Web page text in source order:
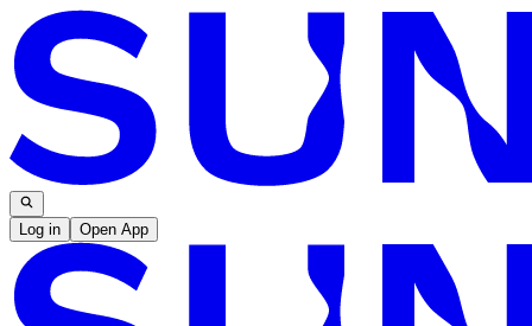
Log in Open App